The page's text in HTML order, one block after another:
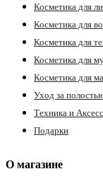
Косметика для
Косметика для
Косметика для
Косметика для
Косметика для
Уход за
Техника и
Подарки
О магазине